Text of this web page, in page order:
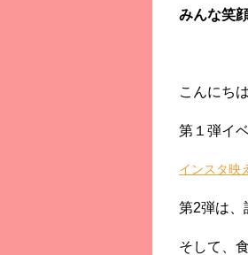
みんな笑
こんにちは
第１弾イ
インスタ映
第2弾は、
そして、